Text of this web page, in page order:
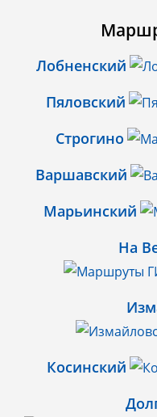
Лобненский
Пяловский
Строгино
Варшавский
Марьинский
На
Косинский